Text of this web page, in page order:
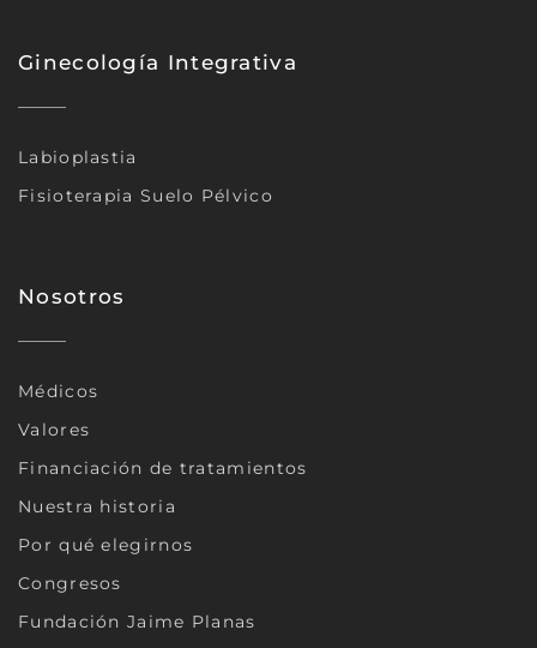
Ginecología Integrativa
Labioplastia
Fisioterapia Suelo Pélvico
Nosotros
Médicos
Valores
Financiación de tratamientos
Nuestra historia
Por qué elegirnos
Congresos
Fundación Jaime Planas